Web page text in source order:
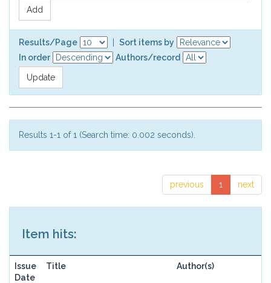
Results/Page
Sort items by
In order
Authors/record
Results 1-1 of 1 (Search time: 0.002 seconds).
previous 1 next
Item hits:
Issue
Date
Title Author(s)